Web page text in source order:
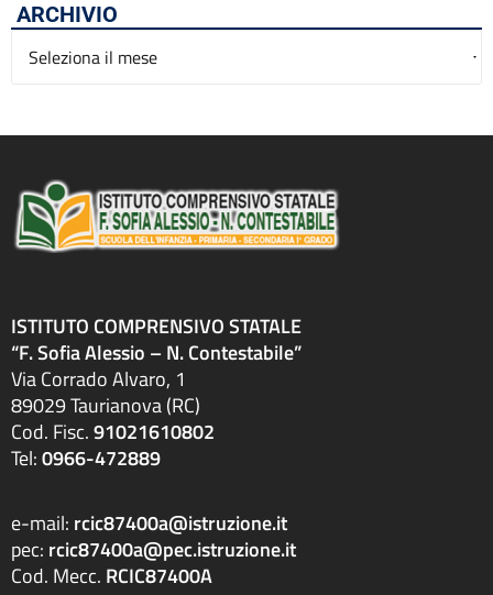
ARCHIVIO
Archivio
ISTITUTO COMPRENSIVO STATALE
“F. Sofia Alessio – N. Contestabile”
Via Corrado Alvaro, 1
89029 Taurianova (RC)
Cod. Fisc.91021610802
Tel:0966-472889
e-mail: rcic87400a@istruzione.it
pec: rcic87400a@pec.istruzione.it
Cod. Mecc. RCIC87400A